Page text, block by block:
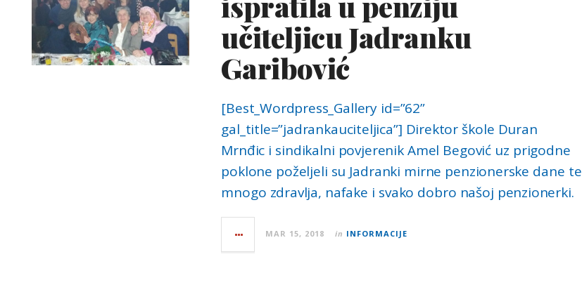
učiteljicu Jadranku
Garibović
[Best_Wordpress_Gallery id=”62”
gal_title=”jadrankauciteljica”] Direktor škole Duran
Mrnđic i sindikalni povjerenik Amel Begović uz prigodne
poklone poželjeli su Jadranki mirne penzionerske dane te
mnogo zdravlja, nafake i svako dobro našoj penzionerki.
MAR 15, 2018 in INFORMACIJE